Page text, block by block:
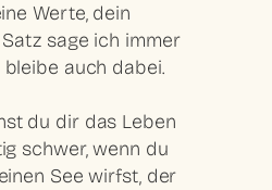
Werte, dein
sage ich immer
auch dabei.
du dir das Leben
schwer, wenn du
See wirfst, der